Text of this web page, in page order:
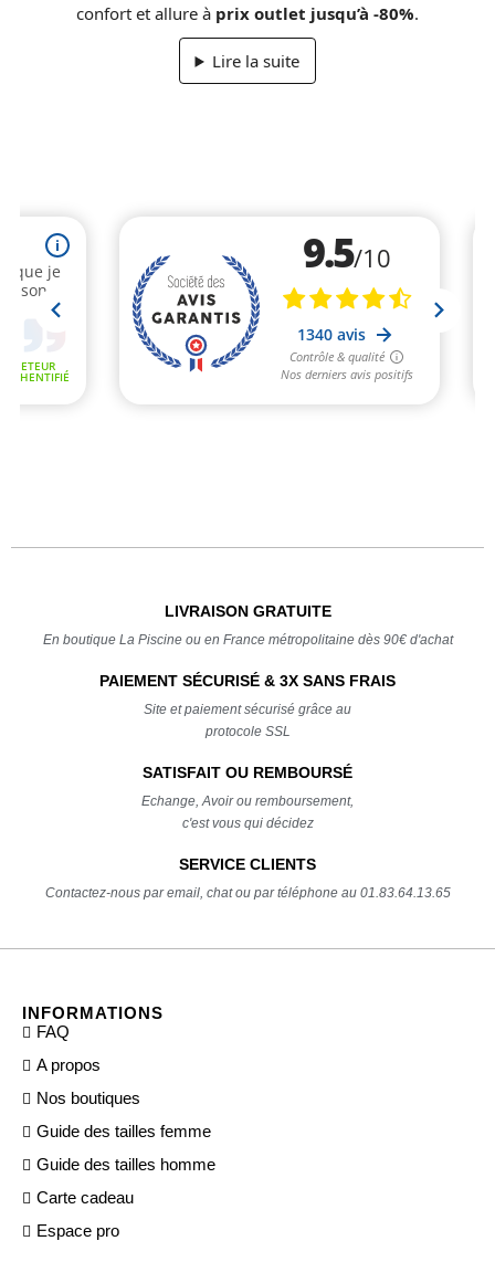
confort et allure à prix outlet jusqu’à -80%.
Lire la suite
LIVRAISON GRATUITE
En boutique La Piscine ou en France métropolitaine dès 90€ d'achat
PAIEMENT SÉCURISÉ & 3X SANS FRAIS
Site et paiement sécurisé grâce au
protocole SSL
SATISFAIT OU REMBOURSÉ
Echange, Avoir ou remboursement,
c'est vous qui décidez
SERVICE CLIENTS
Contactez-nous par email, chat ou par téléphone au 01.83.64.13.65
INFORMATIONS
FAQ
A propos
Nos boutiques
Guide des tailles femme
Guide des tailles homme
Carte cadeau
Espace pro